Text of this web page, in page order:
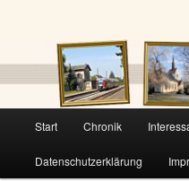
Start Chronik
Datenschutzerklärung